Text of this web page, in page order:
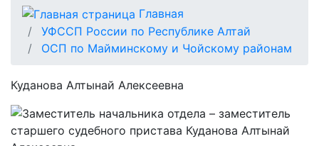
Главная
УФССП России по Республике Алтай
ОСП по Майминскому и Чойскому районам
Куданова Алтынай Алексеевна